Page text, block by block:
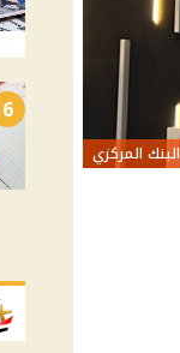
البنك المركزي
6